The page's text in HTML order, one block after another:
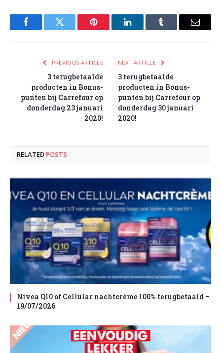
FacebookTwitter Pinterest LinkedInTumblr Email
PREVIOUS ARTICLE
3 terugbetaalde
producten in Bonus-
punten bij Carrefour op
donderdag 23 januari
2020!
NEXT ARTICLE
3 terugbetaalde
producten in Bonus-
punten bij Carrefour op
donderdag 30 januari
2020!
RELATED POSTS
Nivea Q10 of Cellular nachtcrème 100% terugbetaald –
19/07/2026